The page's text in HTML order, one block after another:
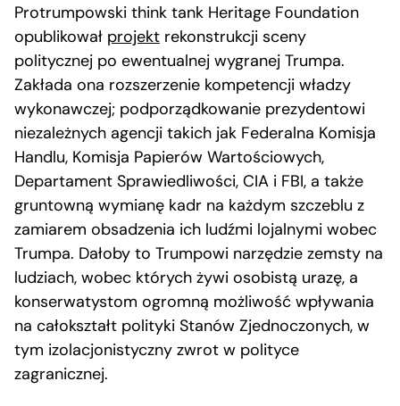
Protrumpowski think tank Heritage Foundation
opublikował projekt rekonstrukcji sceny
politycznej po ewentualnej wygranej Trumpa.
Zakłada ona rozszerzenie kompetencji władzy
wykonawczej; podporządkowanie prezydentowi
niezależnych agencji takich jak Federalna Komisja
Handlu, Komisja Papierów Wartościowych,
Departament Sprawiedliwości, CIA i FBI, a także
gruntowną wymianę kadr na każdym szczeblu z
zamiarem obsadzenia ich ludźmi lojalnymi wobec
Trumpa. Dałoby to Trumpowi narzędzie zemsty na
ludziach, wobec których żywi osobistą urazę, a
konserwatystom ogromną możliwość wpływania
na całokształt polityki Stanów Zjednoczonych, w
tym izolacjonistyczny zwrot w polityce
zagranicznej.